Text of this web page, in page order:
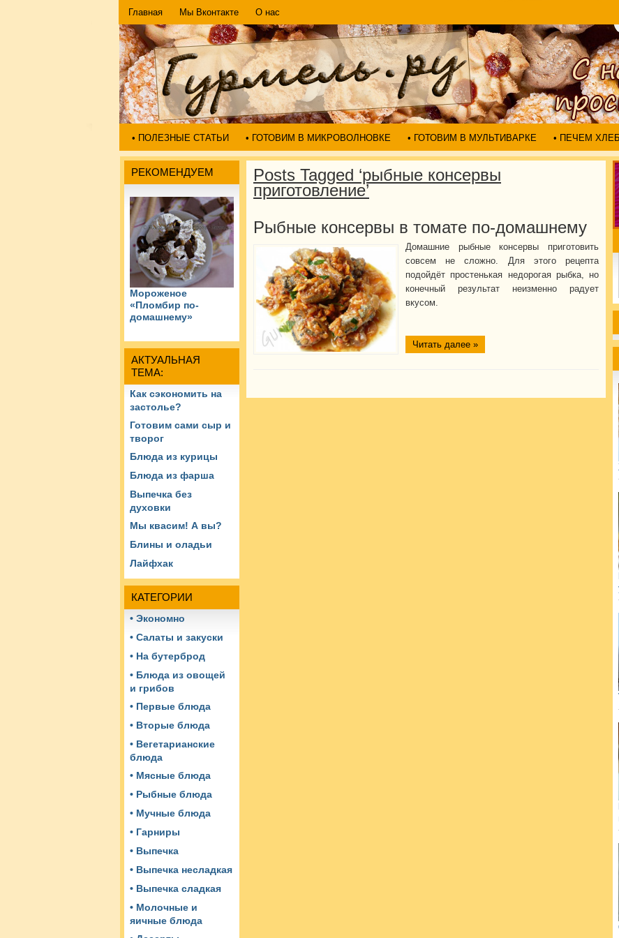
Главная Мы Вконтакте О нас
• ПОЛЕЗНЫЕ СТАТЬИ • ГОТОВИМ В МИКРОВОЛНОВКЕ • ГОТОВИМ В МУЛЬТИВАРКЕ • ПЕЧЕМ ХЛЕБ
РЕКОМЕНДУЕМ
Мороженое
«Пломбир по-
домашнему»
АКТУАЛЬНАЯ
ТЕМА:
Как сэкономить на
застолье?
Готовим сами сыр и
творог
Блюда из курицы
Блюда из фарша
Выпечка без
духовки
Мы квасим! А вы?
Блины и оладьи
Лайфхак
КАТЕГОРИИ
• Экономно
• Салаты и закуски
• На бутерброд
• Блюда из овощей
и грибов
• Первые блюда
• Вторые блюда
• Вегетарианские
блюда
• Мясные блюда
• Рыбные блюда
• Мучные блюда
• Гарниры
• Выпечка
• Выпечка несладкая
• Выпечка сладкая
• Молочные и
яичные блюда
Posts Tagged ‘рыбные консервы
приготовление’
Рыбные консервы в томате по-домашнему
Домашние рыбные консервы приготовить
совсем не сложно. Для этого рецепта
подойдёт простенькая недорогая рыбка, но
конечный результат неизменно радует
вкусом.
Читать далее »